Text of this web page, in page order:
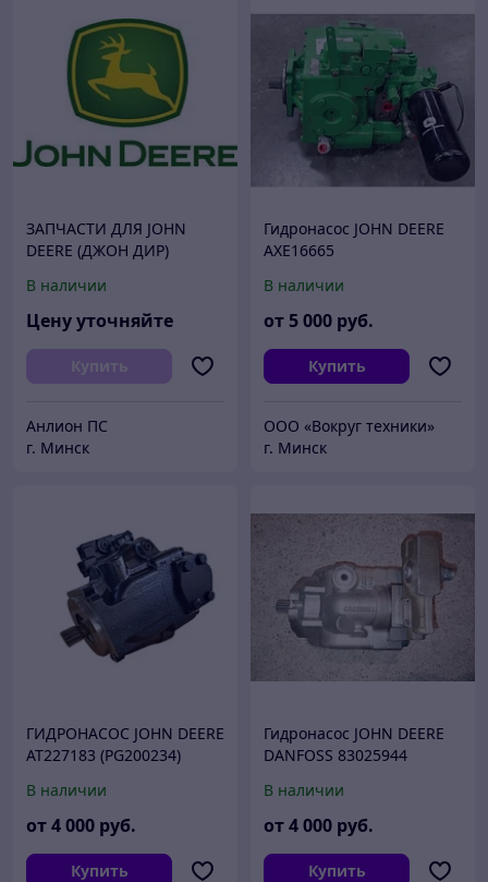
ЗАПЧАСТИ ДЛЯ JOHN
DEERE (ДЖОН ДИР)
В наличии
Цену уточняйте
Купить
Анлион ПС
г. Минск
Гидронасос JOHN DEERE
AXE16665
В наличии
от 5 000 руб.
Купить
ООО «Вокруг техники»
г. Минск
ГИДРОНАСОС JOHN DEERE
АТ227183 (PG200234)
В наличии
от4 000 руб.
Купить
Гидронасос JOHN DEERE
DANFOSS 83025944
В наличии
от4 000 руб.
Купить